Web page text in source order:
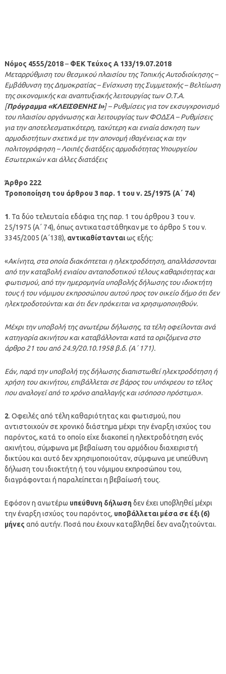
Νόμος 4555/2018– ΦΕΚ Τεύχος Α 133/19.07.2018
Μεταρρύθμιση του θεσμικού πλαισίου της Τοπικής Αυτοδιοίκησης –
Εμβάθυνση της Δημοκρατίας – Ενίσχυση της Συμμετοχής – Βελτίωση
της οικονομικής και αναπτυξιακής λειτουργίας των Ο.Τ.Α.
[Πρόγραμμα «ΚΛΕΙΣΘΕΝΗΣ Ι»] – Ρυθμίσεις για τον εκσυγχρονισμό
του πλαισίου οργάνωσης και λειτουργίας των ΦΟΔΣΑ – Ρυθμίσεις
για την αποτελεσματικότερη, ταχύτερη και ενιαία άσκηση των
αρμοδιοτήτων σχετικά με την απονομή ιθαγένειας και την
πολιτογράφηση – Λοιπές διατάξεις αρμοδιότητας Υπουργείου
Εσωτερικών και άλλες διατάξεις
Άρθρο 222
Τροποποίηση του άρθρου 3 παρ. 1 του ν. 25/1975 (Α΄ 74)
1. Τα δύο τελευταία εδάφια της παρ. 1 του άρθρου 3 του ν.
25/1975 (Α΄ 74), όπως αντικαταστάθηκαν με το άρθρο 5 του ν.
3345/2005 (Α΄138), αντικαθίστανταιως εξής:
«Ακίνητα, στα οποία διακόπτεται η ηλεκτροδότηση, απαλλάσσονται
από την καταβολή ενιαίου ανταποδοτικού τέλους καθαριότητας και
φωτισμού, από την ημερομηνία υποβολής δήλωσης του ιδιοκτήτη
τους ή του νόμιμου εκπροσώπου αυτού προς τον οικείο δήμο ότι δεν
ηλεκτροδοτούνται και ότι δεν πρόκειται να χρησιμοποιηθούν.
Μέχρι την υποβολή της ανωτέρω δήλωσης, τα τέλη οφείλονται ανά
κατηγορία ακινήτου και καταβάλλονται κατά τα οριζόμενα στο
άρθρο 21 του από 24.9/20.10.1958 β.δ. (Α΄ 171).
Εάν, παρά την υποβολή της δήλωσης διαπιστωθεί ηλεκτροδότηση ή
χρήση του ακινήτου, επιβάλλεται σε βάρος του υπόχρεου το τέλος
που αναλογεί από το χρόνο απαλλαγής και ισόποσο πρόστιμο.».
2. Οφειλές από τέλη καθαριότητας και φωτισμού, που
αντιστοιχούν σε χρονικό διάστημα μέχρι την έναρξη ισχύος του
παρόντος, κατά το οποίο είχε διακοπεί η ηλεκτροδότηση ενός
ακινήτου, σύμφωνα με βεβαίωση του αρμόδιου διαχειριστή
δικτύου και αυτό δεν χρησιμοποιούταν, σύμφωνα με υπεύθυνη
δήλωση του ιδιοκτήτη ή του νόμιμου εκπροσώπου του,
διαγράφονται ή παραλείπεται η βεβαίωσή τους.
Εφόσον η ανωτέρω υπεύθυνη δήλωσηδεν έχει υποβληθεί μέχρι
την έναρξη ισχύος του παρόντος, υποβάλλεται μέσα σε έξι (6)
μήνες από αυτήν. Ποσά που έχουν καταβληθεί δεν αναζητούνται.